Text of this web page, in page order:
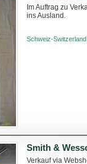
Im Auftrag zu
ins Ausland.
Schweiz-
Verkauf via